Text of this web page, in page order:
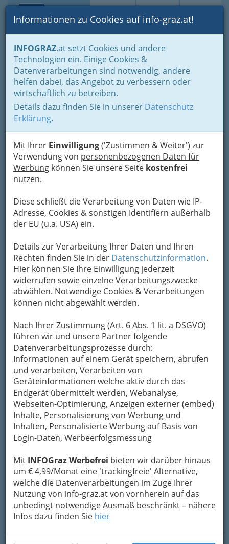
Suche Login Toggle
Informationen zu Cookies auf info-graz.at!
INFOGRAZ.at setzt Cookies und andere
Technologien ein. Einige Cookies &
Datenverarbeitungen sind notwendig, andere
helfen dabei, das Angebot zu verbessern oder
wirtschaftlich zu betreiben.
Details dazu finden Sie in unserer Datenschutz
Erklärung.
Mit Ihrer Einwilligung('Zustimmen & Weiter') zur
Verwendung von personenbezogenen Daten für
Werbung können Sie unsere Seite kostenfrei
nutzen.
Diese schließt die Verarbeitung von Daten wie IP-
Adresse, Cookies & sonstigen Identifiern außerhalb
der EU (u.a. USA) ein.
Details zur Verarbeitung Ihrer Daten und Ihren
Rechten finden Sie in der Datenschutzinformation.
Hier können Sie Ihre Einwilligung jederzeit
widerrufen sowie einzelne Verarbeitungszwecke
abwählen. Notwendige Cookies & Verarbeitungen
können nicht abgewählt werden.
Nach Ihrer Zustimmung (Art. 6 Abs. 1 lit. a DSGVO)
führen wir und unsere Partner folgende
Datenverarbeitungsprozesse durch:
Informationen auf einem Gerät speichern, abrufen
und verarbeiten, Verarbeiten von
Geräteinformationen welche aktiv durch das
Endgerät übermittelt werden, Webanalyse,
Webseiten-Optimierung, Anzeigen externer (embed)
Inhalte, Personalisierung von Werbung und
Inhalten, Personalisierte Werbung auf Basis von
Login-Daten, Werbeerfolgsmessung
Mit INFOGraz Werbefrei bieten wir darüber hinaus
um € 4,99/Monat eine 'trackingfreie' Alternative,
welche die Datenverarbeitungen im Zuge Ihrer
Nutzung von info-graz.at von vornherein auf das
unbedingt notwendige Ausmaß beschränkt – nähere
Infos dazu finden Sie hier
Home
Blogs
Lebens- und Genussmittel - Essen & Trinken 'auswärts' und zu
Hause
Restaurants und Beisln abseits der 'Gourmet'-Führer - subjektive,
aber ehrliche Kritik
Restaurants und Beisln - die
absolut subjektive Gastro-
Kritik
Hat es Ihnen geschmeckt? Darf
es noch was sein?
Gutes Personal ist eine unabdingbare Basis für
dafür sorgt vor allem das Service.
Routiniertes Bedienungspersonal weiß bereits
lange vor der Trinkgeldgabe,ob Gäste mit
Essen, Trinken und Bedienung zufrieden sind
Gut geschultes, engagiertes
Bedienungspersonal hat auch sofort versucht,
zu retten was noch zu retten ist, andere
Kellnerinnen und Kellner stehen dem Umstand,
dass den Erwartungen des Gastes in diesem
Lokal nicht entsprochen wird, völlig emotionslos
Gaumenfreuden - Gott in Frankreich als
Richtwert
Jedes Viertel hat seinen Charme….